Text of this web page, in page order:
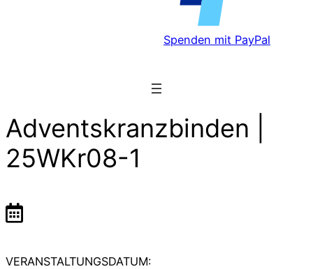
Spenden mit PayPal
Adventskranzbinden |
25WKr08-1
VERANSTALTUNGSDATUM: